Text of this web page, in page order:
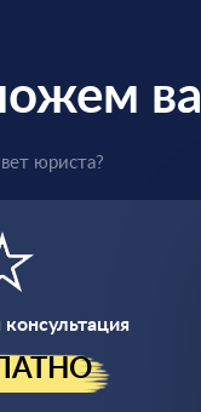
юриста?